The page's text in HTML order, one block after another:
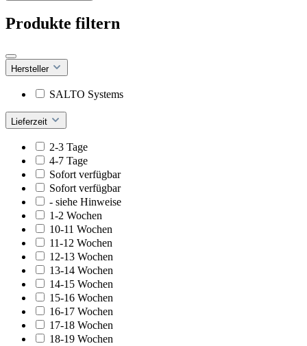
Produkte filtern
Hersteller
SALTO Systems
Lieferzeit
2-3 Tage
4-7 Tage
Sofort verfügbar
Sofort verfügbar
- siehe Hinweise
1-2 Wochen
10-11 Wochen
11-12 Wochen
12-13 Wochen
13-14 Wochen
14-15 Wochen
15-16 Wochen
16-17 Wochen
17-18 Wochen
18-19 Wochen